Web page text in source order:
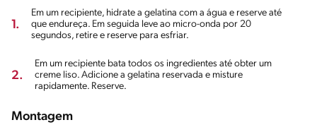
1.
Em um recipiente, hidrate a gelatina com a água e reserve até
que endureça. Em seguida leve ao micro-onda por 20
segundos, retire e reserve para esfriar.
2.
Em um recipiente bata todos os ingredientes até obter um
creme liso. Adicione a gelatina reservada e misture
rapidamente. Reserve.
Montagem